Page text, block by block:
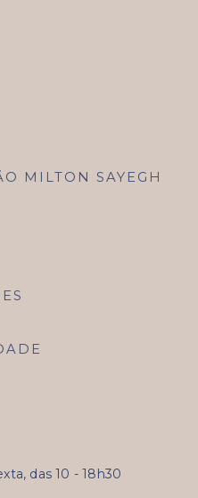
MILTON SAYEGH
das 10 - 18h30